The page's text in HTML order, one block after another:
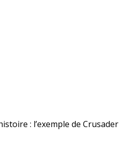
: l’exemple de Crusader